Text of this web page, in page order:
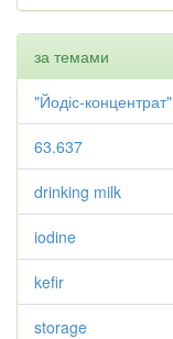
за темами
"Йодіс-концентрат"
63.637
drinking milk
iodine
kefir
storage